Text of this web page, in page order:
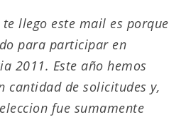
llego este mail es porque
para participar en
2011. Este año hemos
cantidad de solicitudes y,
fue sumamente